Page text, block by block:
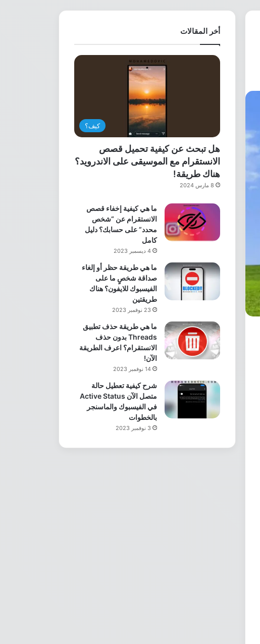
أخر المقالات
كيف؟
هل تبحث عن كيفية تحميل قصص
الانستقرام مع الموسيقى على الاندرويد؟
هناك طريقة!
8 مارس 2024
ما هي كيفية إخفاء قصص
الانستقرام عن “شخص
محدد” على حسابك؟ دليل
كامل
4 ديسمبر 2023
ما هي طريقة حظر أو إلغاء
صداقة شخصٍ ما على
الفيسبوك للايفون؟ هناك
طريقتين
23 نوفمبر 2023
ما هي طريقة حذف تطبيق
Threads بدون حذف
الانستقرام؟ اعرف الطريقة
الآن!
14 نوفمبر 2023
شرح كيفية تعطيل حالة
متصل الآن Active Status
في الفيسبوك والماسنجر
بالخطوات
3 نوفمبر 2023